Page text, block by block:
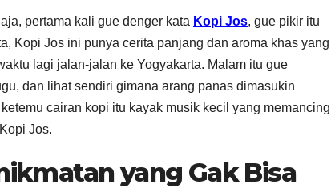
pertama kali gue denger kata Kopi Jos, gue pikir itu
Kopi Jos ini punya cerita panjang dan aroma khas yang
lagi jalan-jalan ke Yogyakarta. Malam itu gue
dan lihat sendiri gimana arang panas dimasukin
cairan kopi itu kayak musik kecil yang memancing
Jos.
yang Gak Bisa